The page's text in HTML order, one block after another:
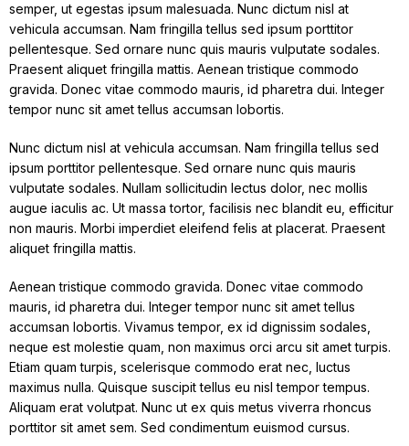
semper, ut egestas ipsum malesuada. Nunc dictum nisl at
vehicula accumsan. Nam fringilla tellus sed ipsum porttitor
pellentesque. Sed ornare nunc quis mauris vulputate sodales.
Praesent aliquet fringilla mattis. Aenean tristique commodo
gravida. Donec vitae commodo mauris, id pharetra dui. Integer
tempor nunc sit amet tellus accumsan lobortis.
Nunc dictum nisl at vehicula accumsan. Nam fringilla tellus sed
ipsum porttitor pellentesque. Sed ornare nunc quis mauris
vulputate sodales. Nullam sollicitudin lectus dolor, nec mollis
augue iaculis ac. Ut massa tortor, facilisis nec blandit eu, efficitur
non mauris. Morbi imperdiet eleifend felis at placerat. Praesent
aliquet fringilla mattis.
Aenean tristique commodo gravida. Donec vitae commodo
mauris, id pharetra dui. Integer tempor nunc sit amet tellus
accumsan lobortis. Vivamus tempor, ex id dignissim sodales,
neque est molestie quam, non maximus orci arcu sit amet turpis.
Etiam quam turpis, scelerisque commodo erat nec, luctus
maximus nulla. Quisque suscipit tellus eu nisl tempor tempus.
Aliquam erat volutpat. Nunc ut ex quis metus viverra rhoncus
porttitor sit amet sem. Sed condimentum euismod cursus.